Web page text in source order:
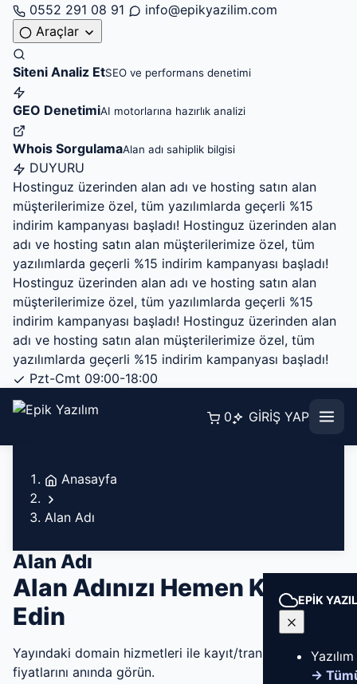
0552 291 08 91
info@epikyazilim.com
Araçlar
Siteni Analiz EtSEO ve performans denetimi
GEO DenetimiAI motorlarına hazırlık analizi
Whois SorgulamaAlan adı sahiplik bilgisi
DUYURU
Hostinguz üzerinden alan adı ve hosting satın alan
müşterilerimize özel, tüm yazılımlarda geçerli %15
indirim kampanyası başladı! Hostinguz üzerinden alan
adı ve hosting satın alan müşterilerimize özel, tüm
yazılımlarda geçerli %15 indirim kampanyası başladı!
Hostinguz üzerinden alan adı ve hosting satın alan
müşterilerimize özel, tüm yazılımlarda geçerli %15
indirim kampanyası başladı! Hostinguz üzerinden alan
adı ve hosting satın alan müşterilerimize özel, tüm
yazılımlarda geçerli %15 indirim kampanyası başladı!
Pzt-Cmt 09:00-18:00
0 GİRİŞ YAP
Anasayfa
Alan Adı
Alan Adı
EPİK
Yazılım
→
Alan Adınızı Hemen Kontrol
Edin
Yayındaki domain hizmetleri ile kayıt/transfer
fiyatlarını anında görün.